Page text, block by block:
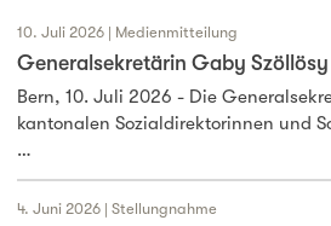
10. Juli 2026 | Medienmitteilung
Generalsekretärin Gaby
Bern, 10. Juli 2026 - Die
kantonalen Sozialdirektorinnen und
…
4. Juni 2026 | Stellungnahme